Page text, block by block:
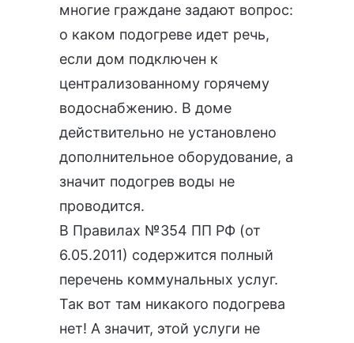
многие граждане задают вопрос:
о каком подогреве идет речь,
если дом подключен к
централизованному горячему
водоснабжению. В доме
действительно не установлено
дополнительное оборудование, а
значит подогрев воды не
проводится.
В Правилах №354 ПП РФ (от
6.05.2011) содержится полный
перечень коммунальных услуг.
Так вот там никакого подогрева
нет! А значит, этой услуги не